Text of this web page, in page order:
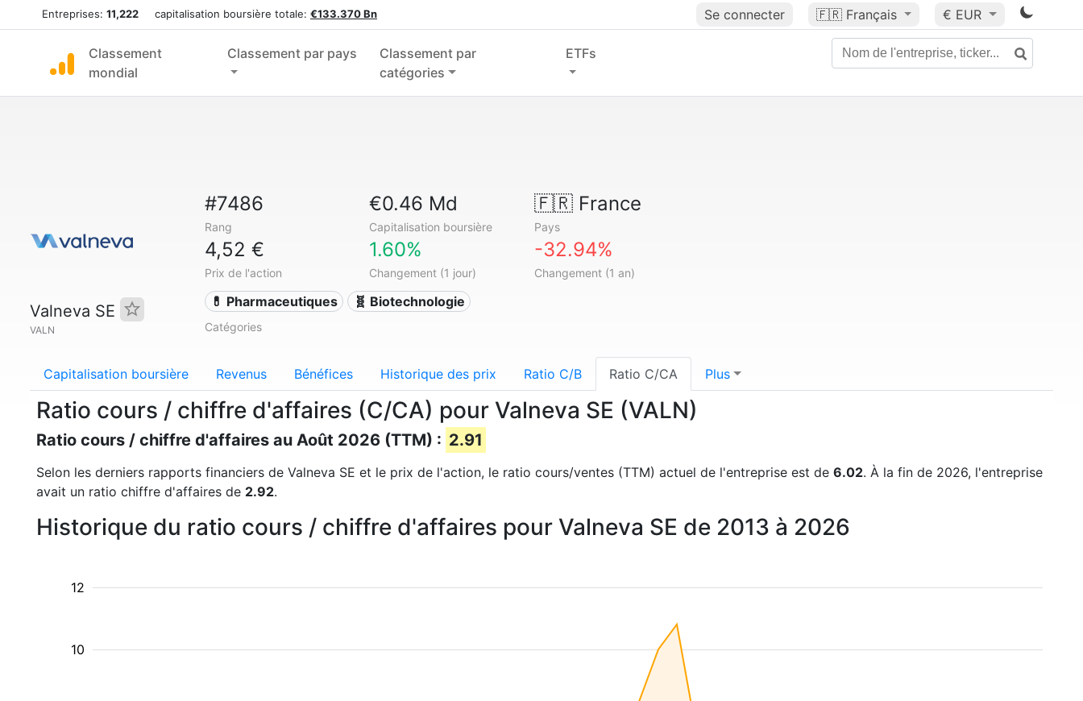
Entreprises: 11,222 capitalisation boursière totale: €133.370 Bn Se connecter 🇫🇷 Français € EUR
Classement
mondial
Classement par pays
Classement par
catégories
ETFs
Valneva SE
VALN
#7486
Rang
€0.46 Md
Capitalisation boursière
🇫🇷France
Pays
4,52 €
Prix de l'action
1.60%
Changement (1 jour)
-32.94%
Changement (1 an)
💊 Pharmaceutiques 🧬 Biotechnologie
Catégories
Capitalisation boursière Revenus Bénéfices Historique des prix Ratio C/B Ratio C/CA Plus
Ratio cours / chiffre d'affaires (C/CA) pour Valneva SE (VALN)
Ratio cours / chiffre d'affaires au Août 2026 (TTM) : 2.91
Selon les derniers rapports financiers de Valneva SE et le prix de l'action, le ratio cours/ventes (TTM) actuel de l'entreprise est de 6.02. À la fin de 2026, l'entreprise
avait un ratio chiffre d'affaires de 2.92.
Historique du ratio cours / chiffre d'affaires pour Valneva SE de 2013 à 2026
10
12